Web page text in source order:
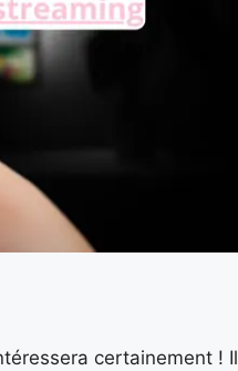
certainement ! Il